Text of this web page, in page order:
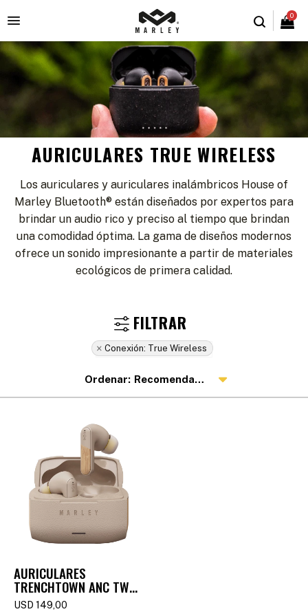
0

AURICULARES TRUE WIRELESS
Los auriculares y auriculares inalámbricos House of
Marley Bluetooth® están diseñados por expertos para
brindar un audio rico y preciso al tiempo que brindan
una comodidad óptima. La gama de diseños modernos
ofrece un sonido impresionante a partir de materiales
ecológicos de primera calidad.
Conexión: True Wireless
Recomendados
AURICULARES
TRENCHTOWN ANC TWS
- BEIGE
USD 149,00